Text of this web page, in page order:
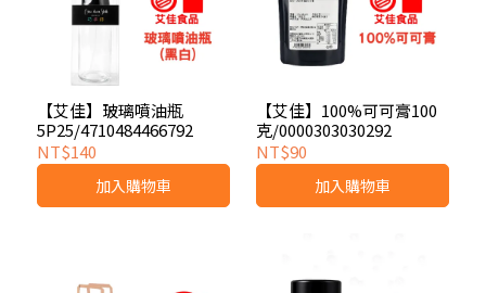
【艾佳】玻璃噴油瓶
5P25/4710484466792
NT$140
加入購物車
【艾佳】100%可可膏100
克/0000303030292
NT$90
加入購物車